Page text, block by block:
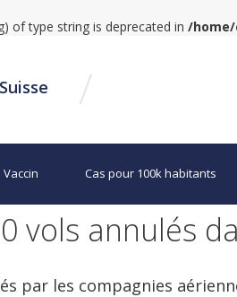
of type string is deprecated in /home/
/
Vaccin Cas pour 100k habitants
vols annulés
par les compagnies